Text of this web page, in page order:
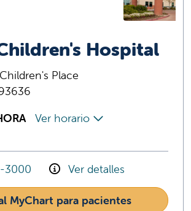
Hospital
Place
Ver horario
3000 Ver detalles
MyChart para pacientes